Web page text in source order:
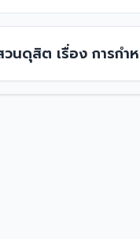
นดุสิต เรื่อง การก